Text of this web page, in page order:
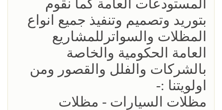
المستودعات العامة كما نقوم
بتوريد وتصميم وتنفيذ جميع انواع
المظلات والسواترللمشاريع
العامة الحكومية والخاصة
بالشركات والفلل والقصور ومن
اولويتنا :-
مظلات السيارات - مظلات